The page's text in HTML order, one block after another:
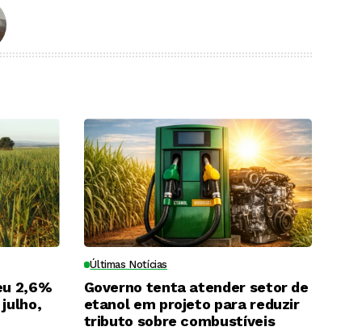
2,6%
julho,
Últimas Notícias
Governo tenta atender setor de
etanol em projeto para reduzir
tributo sobre combustíveis